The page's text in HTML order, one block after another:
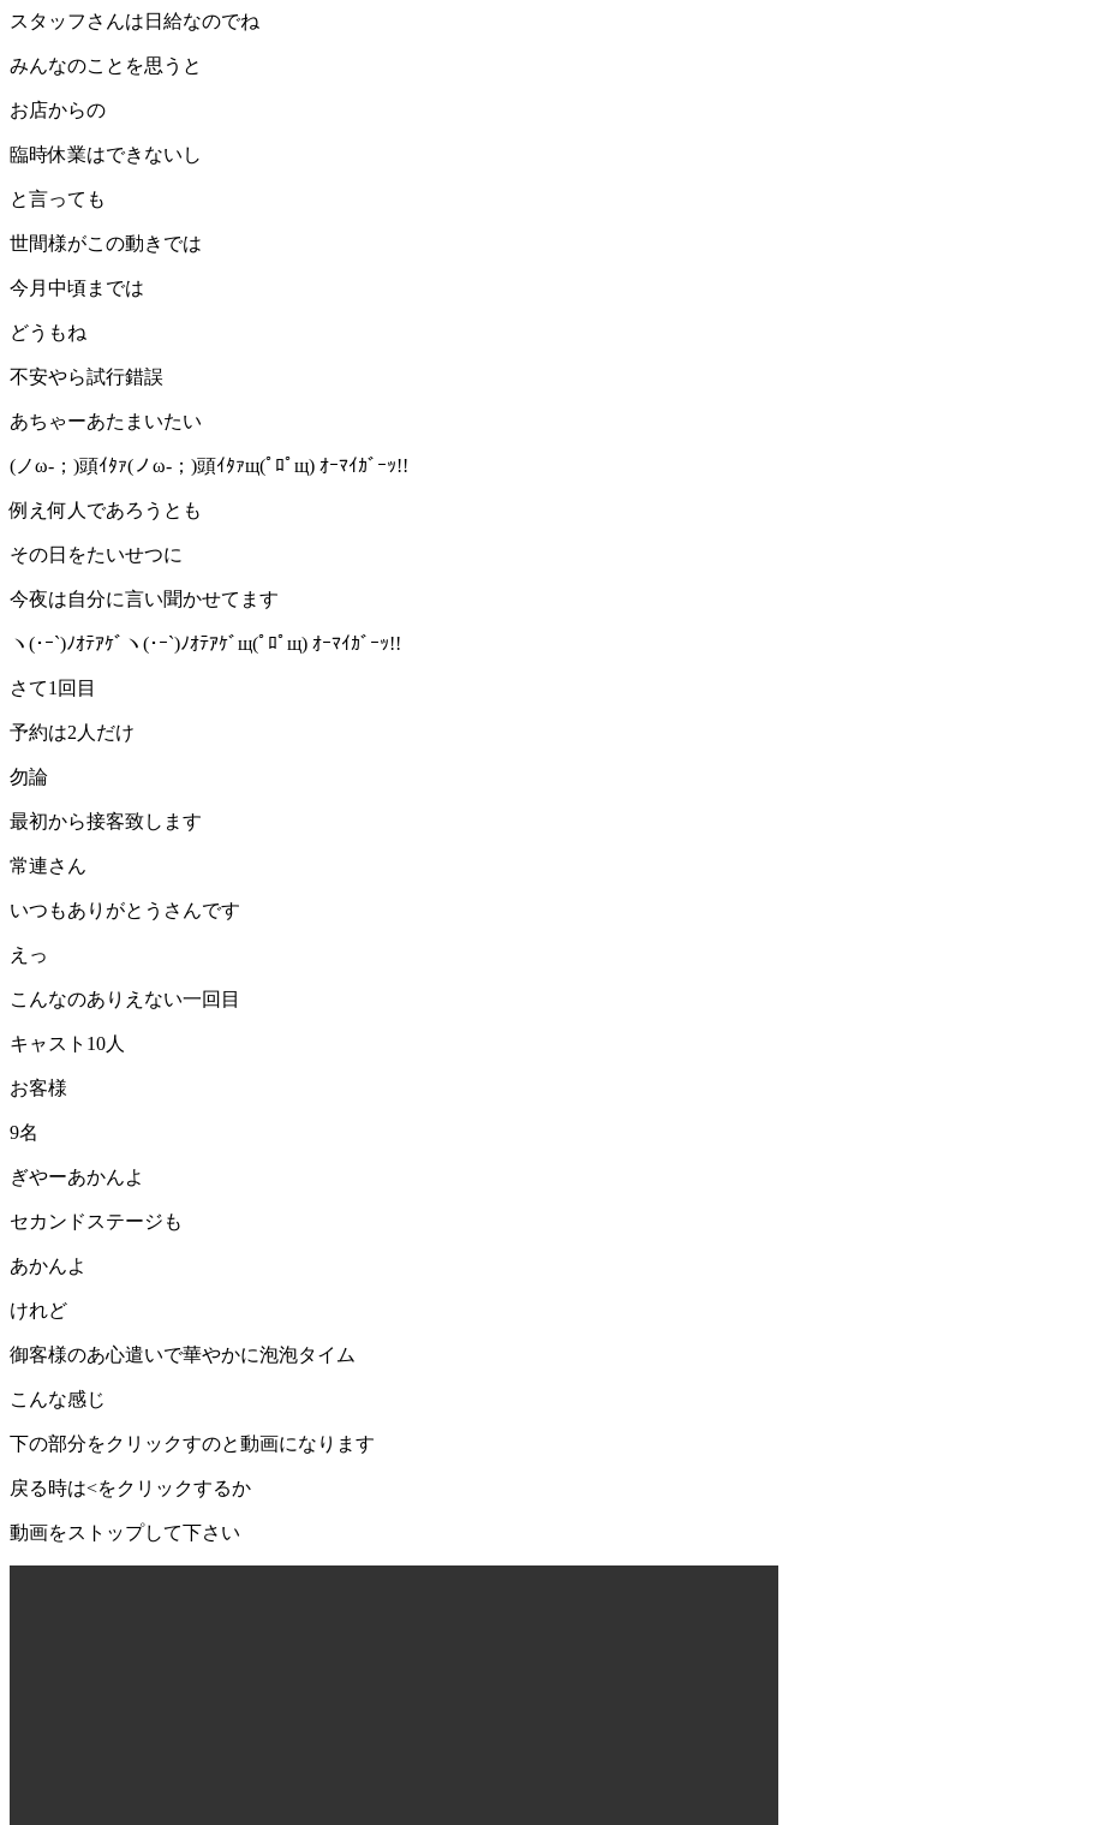
スタッフさんは 日給なのでね
みんなのことを思うと
お店からの
臨時休業はできないし
と言っても
世間様がこの動きでは
今月中頃までは
どうもね
不安やら試行錯誤
あちゃーあたまいたい
(ノω-；)頭ｲﾀｧ(ノω-；)頭ｲﾀｧщ(ﾟﾛﾟщ) ｵｰﾏｲｶﾞｰｯ!!
例え何人であろうとも
その日をたいせつに
今夜は自分に言い聞かせてます
ヽ(･ｰ`)ﾉｵﾃｱｹﾞヽ(･ｰ`)ﾉｵﾃｱｹﾞщ(ﾟﾛﾟщ) ｵｰﾏｲｶﾞｰｯ!!
さて1 回目
予約は2 人だけ
勿論
最初から接客致します
常連さん
いつもありがとうさんです
えっ
こんなのありえない一回目
キャスト 10人
お客様
9名
ぎやーあかんよ
セカンドステージも
あかんよ
けれど
御客様のあ心遣いで華やかに泡泡タイム
こんな感じ
下の部分をクリックすのと動画になります
戻る時は<をクリックするか
動画をストップして下さい